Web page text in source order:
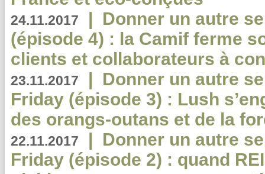
24.11.2017 | Donner un autre
(épisode 4) : la Camif ferme
clients et collaborateurs à
23.11.2017 | Donner un autre
Friday (épisode 3) : Lush
des orangs-outans et de la
22.11.2017 | Donner un autre
Friday (épisode 2) : quand